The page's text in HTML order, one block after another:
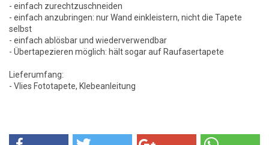
- einfach zurechtzuschneiden
- einfach anzubringen: nur Wand einkleistern, nicht die Tapete
selbst
- einfach ablösbar und wiederverwendbar
- Übertapezieren möglich: hält sogar auf Raufasertapete
Lieferumfang:
- Vlies Fototapete, Klebeanleitung